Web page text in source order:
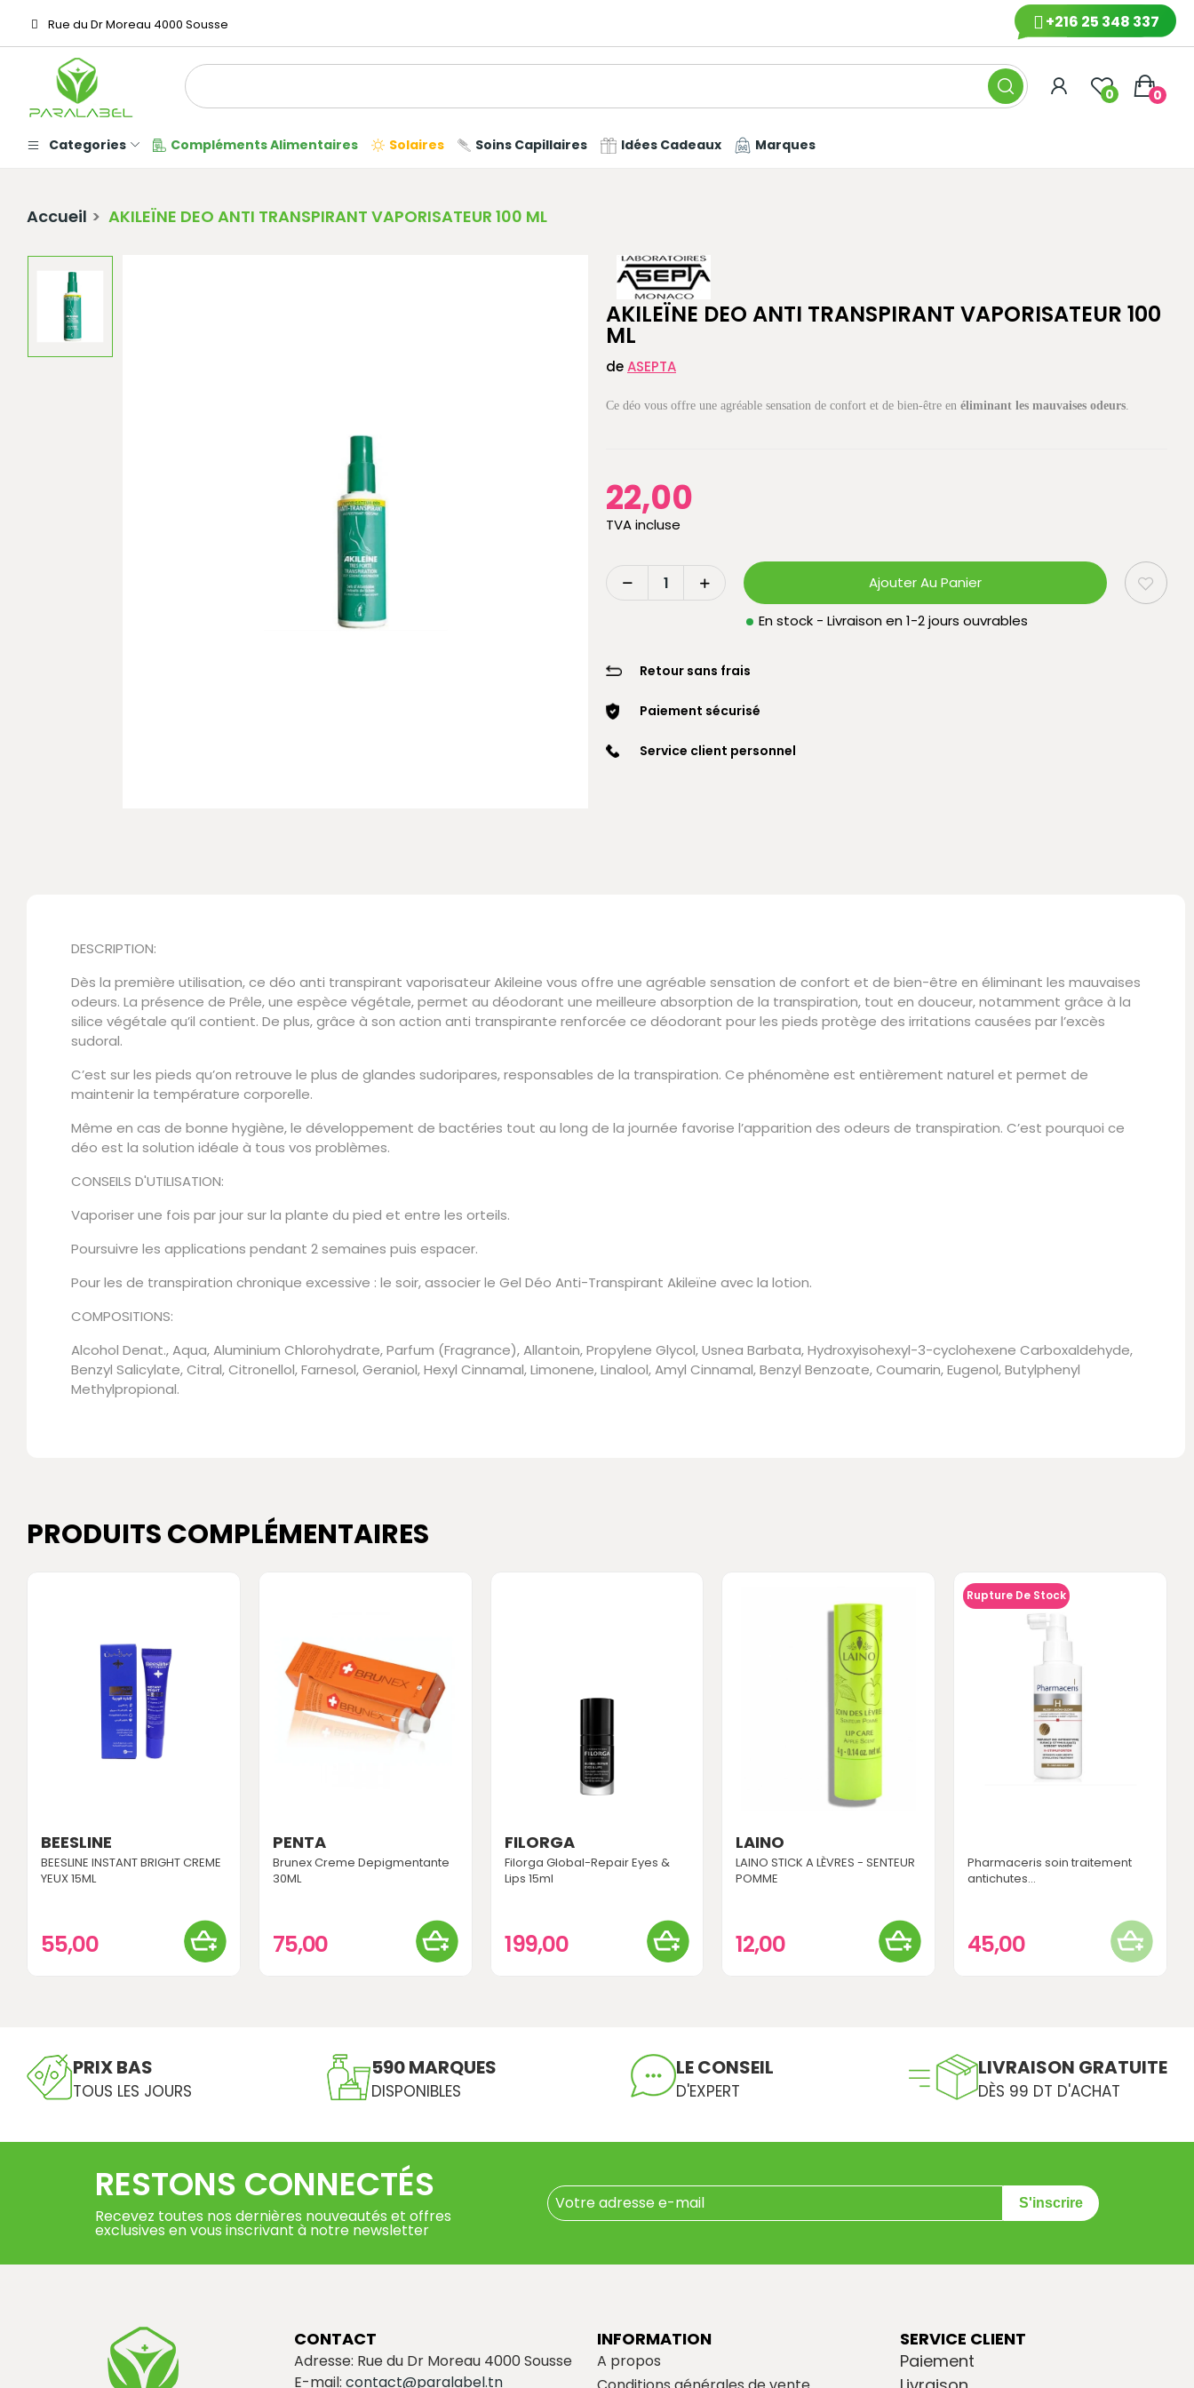
Rue du Dr Moreau 4000 Sousse +216 25 348 337
0 0
Categories Compléments Alimentaires Solaires Soins Capillaires Idées Cadeaux Marques
Accueil AKILEÏNE DEO ANTI TRANSPIRANT VAPORISATEUR 100 ML
AKILEÏNE DEO ANTI TRANSPIRANT VAPORISATEUR 100
ML
deASEPTA
Ce déo vous offre une agréable sensation de confort et de bien-être en éliminant les mauvaises odeurs.
22,00
TVA incluse
Ajouter Au Panier
En stock - Livraison en 1-2 jours ouvrables
Retour sans frais
Paiement sécurisé
Service client personnel
DESCRIPTION:
Dès la première utilisation, ce déo anti transpirant vaporisateur Akileine vous offre une agréable sensation de confort et de bien-être en éliminant les mauvaises
odeurs. La présence de Prêle, une espèce végétale, permet au déodorant une meilleure absorption de la transpiration, tout en douceur, notamment grâce à la
silice végétale qu’il contient. De plus, grâce à son action anti transpirante renforcée ce déodorant pour les pieds protège des irritations causées par l’excès
sudoral.
C’est sur les pieds qu’on retrouve le plus de glandes sudoripares, responsables de la transpiration. Ce phénomène est entièrement naturel et permet de
maintenir la température corporelle.
Même en cas de bonne hygiène, le développement de bactéries tout au long de la journée favorise l’apparition des odeurs de transpiration. C’est pourquoi ce
déo est la solution idéale à tous vos problèmes.
CONSEILS D'UTILISATION:
Vaporiser une fois par jour sur la plante du pied et entre les orteils.
Poursuivre les applications pendant 2 semaines puis espacer.
Pour les de transpiration chronique excessive : le soir, associer le Gel Déo Anti-Transpirant Akileïne avec la lotion.
COMPOSITIONS:
Alcohol Denat., Aqua, Aluminium Chlorohydrate, Parfum (Fragrance), Allantoin, Propylene Glycol, Usnea Barbata, Hydroxyisohexyl-3-cyclohexene Carboxaldehyde,
Benzyl Salicylate, Citral, Citronellol, Farnesol, Geraniol, Hexyl Cinnamal, Limonene, Linalool, Amyl Cinnamal, Benzyl Benzoate, Coumarin, Eugenol, Butylphenyl
Methylpropional.
PRODUITS COMPLÉMENTAIRES
BEESLINE
BEESLINE INSTANT BRIGHT CREME
YEUX 15ML
55,00
PENTA
Brunex Creme Depigmentante
30ML
75,00
FILORGA
Filorga Global-Repair Eyes &
Lips 15ml
199,00
LAINO
LAINO STICK A LÈVRES - SENTEUR
POMME
12,00
Rupture De Stock
Pharmaceris soin traitement
antichutes...
45,00
PRIX BAS
TOUS LES JOURS
590 MARQUES
DISPONIBLES
LE CONSEIL
D'EXPERT
LIVRAISON GRATUITE
DÈS 99 DT D'ACHAT
RESTONS CONNECTÉS
Recevez toutes nos dernières nouveautés et offres
exclusives en vous inscrivant à notre newsletter
S'inscrire
CONTACT
Adresse: Rue du Dr Moreau 4000 Sousse
E-mail: contact@paralabel.tn
INFORMATION
A propos
SERVICE CLIENT
Paiement